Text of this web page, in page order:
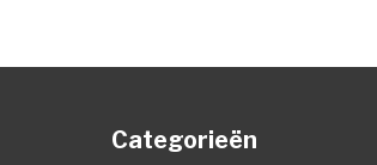
Categorieën